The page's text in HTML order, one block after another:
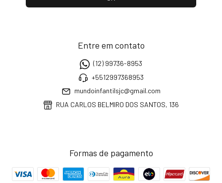
Entre em contato
(12) 99736-8953
+5512997368953
mundoinfantilsjc@gmail.com
RUA CARLOS BELMIRO DOS SANTOS, 136
Formas de pagamento